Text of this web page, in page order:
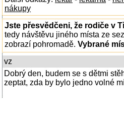
nákupy
Jste přesvědčeni, že rodiče v
tedy návštěvu jiného místa ze
zobrazí pohromadě. Vybrané
vz
Dobrý den, budem se s dětmi
zeptat, zda by bylo jedno volné